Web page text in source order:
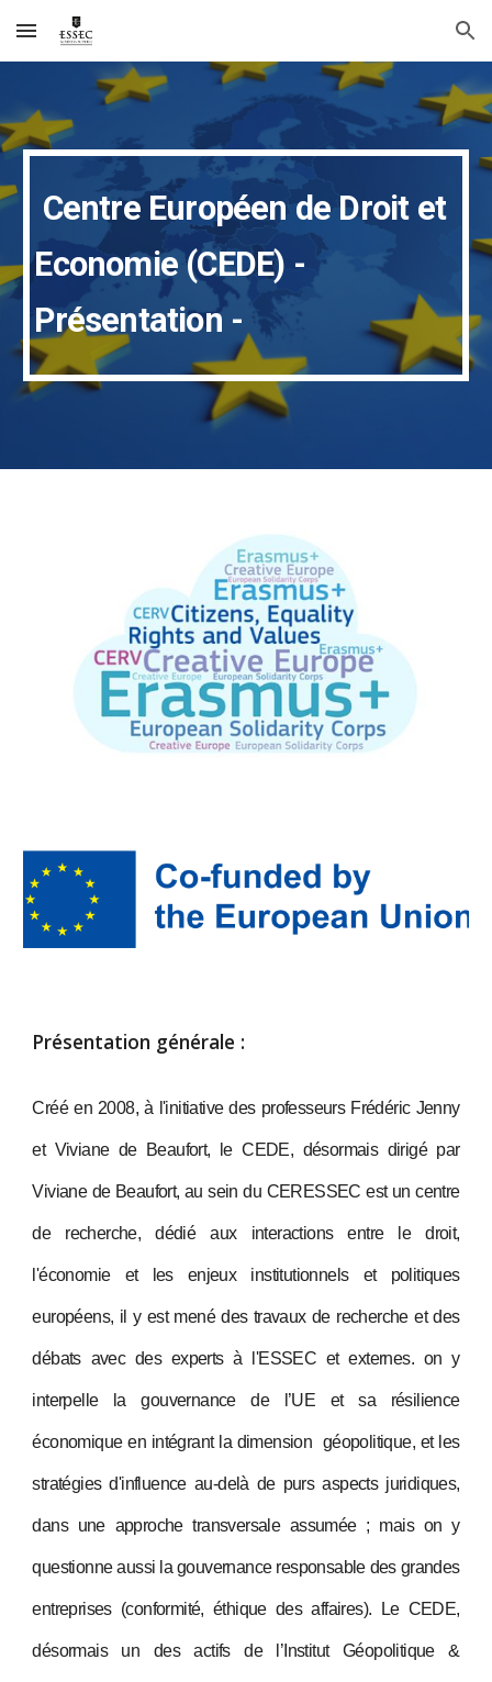
Skip to main content Skip to navigation
Centre Européen de Droit et
Economie (CEDE) -
Présentation -
Présentation générale :
Créé en 2008, à l'initiative des professeurs Frédéric Jenny
et Viviane de Beaufort, le CEDE, désormais dirigé par
Viviane de Beaufort, au sein du CERESSEC est un centre
de recherche, dédié aux interactions entre le droit,
l'économie et les enjeux institutionnels et politiques
européens, il y est mené des travaux de recherche et des
débats avec des experts à l'ESSEC et externes. on y
interpelle la gouvernance de l’UE et sa résilience
économique en intégrant la dimension géopolitique, et les
stratégies d'influence au-delà de purs aspects juridiques,
dans une approche transversale assumée ; mais on y
questionne aussi la gouvernance responsable des grandes
entreprises (conformité, éthique des affaires). Le CEDE,
désormais un des actifs de l’Institut Géopolitique &